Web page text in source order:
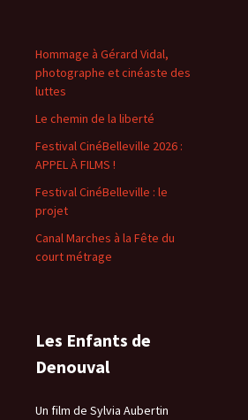
Hommage à Gérard Vidal,
photographe et cinéaste des
luttes
Le chemin de la liberté
Festival CinéBelleville 2026 :
APPEL À FILMS !
Festival CinéBelleville : le
projet
Canal Marches à la Fête du
court métrage
Les Enfants de
Denouval
Un film de Sylvia Aubertin